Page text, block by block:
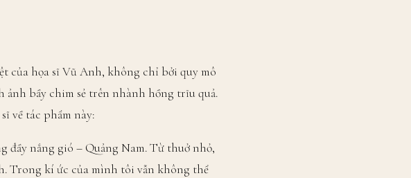
của họa sĩ Vũ Anh, không chỉ bởi quy mô
ảnh bầy chim sẻ trên nhành hồng trĩu quả.
về tác phẩm này:
đầy nắng gió – Quảng Nam. Từ thuở nhỏ,
Trong kí ức của mình tôi vẫn không thể